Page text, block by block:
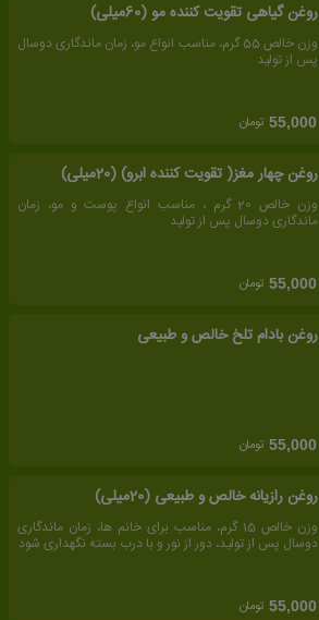
روغن گیاهی تقویت کننده مو (60میلی)
وزن خالص 55 گرم، مناسب انواع مو، زمان ماندگاری دوسال
پس از تولید
55,000 تومان
روغن چهار مغز( تقویت کننده ابرو) (20میلی)
وزن خالص 20 گرم ، مناسب انواع پوست و مو، زمان
ماندگاری دوسال پس از تولید
55,000 تومان
روغن بادام تلخ خالص و طبیعی
55,000 تومان
روغن رازیانه خالص و طبیعی (20میلی)
وزن خالص 15 گرم، مناسب برای خانم ها، زمان ماندگاری
دوسال پس از تولید، دور از نور و با درب بسته نگهداری شود
55,000 تومان